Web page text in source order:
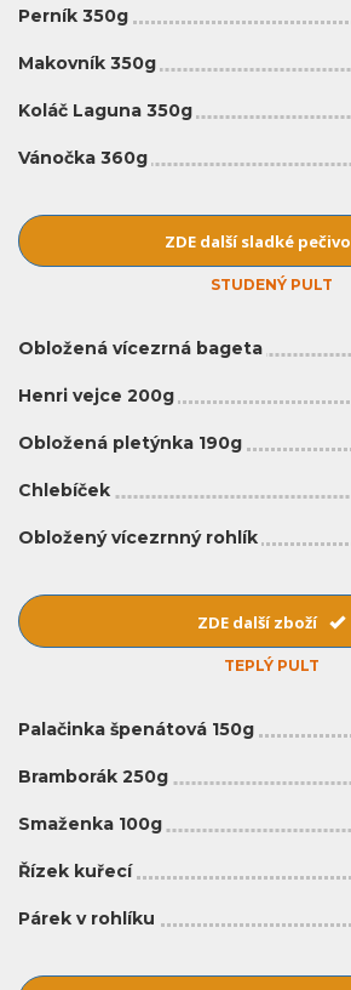
Perník 350g
Makovník 350g
Koláč Laguna 350g
Vánočka 360g
ZDE další sladké pečivo
STUDENÝ PULT
Obložená vícezrná bageta
Henri vejce 200g
Obložená pletýnka 190g
Chlebíček
Obložený vícezrnný rohlík
ZDE další zboží
TEPLÝ PULT
Palačinka špenátová 150g
Bramborák 250g
Smaženka 100g
Řízek kuřecí
Párek v rohlíku